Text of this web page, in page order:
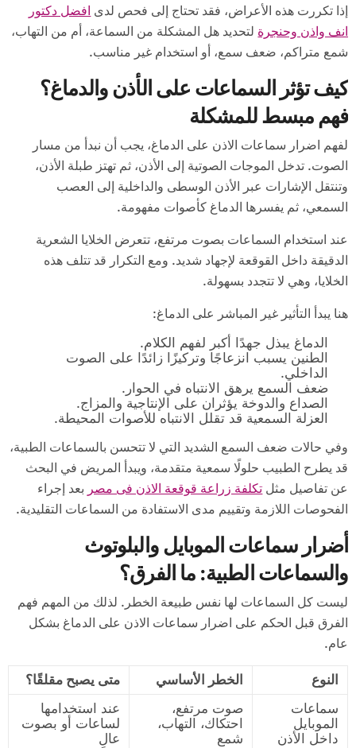
إذا تكررت هذه الأعراض، فقد تحتاج إلى فحص لدى افضل دكتور
انف واذن وحنجرة لتحديد هل المشكلة من السماعة، أم من التهاب،
شمع متراكم، ضعف سمع، أو استخدام غير مناسب.
كيف تؤثر السماعات على الأذن والدماغ؟
فهم مبسط للمشكلة
لفهم اضرار سماعات الاذن على الدماغ، يجب أن نبدأ من مسار
الصوت. تدخل الموجات الصوتية إلى الأذن، ثم تهتز طبلة الأذن،
وتنتقل الإشارات عبر الأذن الوسطى والداخلية إلى العصب
السمعي، ثم يفسرها الدماغ كأصوات مفهومة.
عند استخدام السماعات بصوت مرتفع، تتعرض الخلايا الشعرية
الدقيقة داخل القوقعة لإجهاد شديد. ومع التكرار قد تتلف هذه
الخلايا، وهي لا تتجدد بسهولة.
هنا يبدأ التأثير غير المباشر على الدماغ:
الدماغ يبذل جهدًا أكبر لفهم الكلام.
الطنين يسبب انزعاجًا وتركيزًا زائدًا على الصوت
الداخلي.
ضعف السمع يرهق الانتباه في الحوار.
الصداع والدوخة يؤثران على الإنتاجية والمزاج.
العزلة السمعية قد تقلل الانتباه للأصوات المحيطة.
وفي حالات ضعف السمع الشديد التي لا تتحسن بالسماعات الطبية،
قد يطرح الطبيب حلولًا سمعية متقدمة، ويبدأ المريض في البحث
عن تفاصيل مثل تكلفة زراعة قوقعة الاذن فى مصر بعد إجراء
الفحوصات اللازمة وتقييم مدى الاستفادة من السماعات التقليدية.
أضرار سماعات الموبايل والبلوتوث
والسماعات الطبية: ما الفرق؟
ليست كل السماعات لها نفس طبيعة الخطر. لذلك من المهم فهم
الفرق قبل الحكم على اضرار سماعات الاذن على الدماغ بشكل
عام.
النوع الخطر الأساسي
متى يصبح مقلقًا؟
سماعات
الموبايل
داخل الأذن
صوت مرتفع،
احتكاك، التهاب،
شمع
عند استخدامها
لساعات أو بصوت
عالٍ